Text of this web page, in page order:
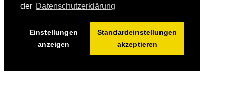
der Datenschutzerklärung
Einstellungen
anzeigen
Standardeinstellungen
akzeptieren